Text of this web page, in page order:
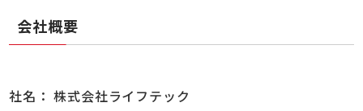
会社概要
社名： 株式会社ライフテック